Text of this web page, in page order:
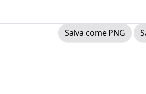
Salva come PNG